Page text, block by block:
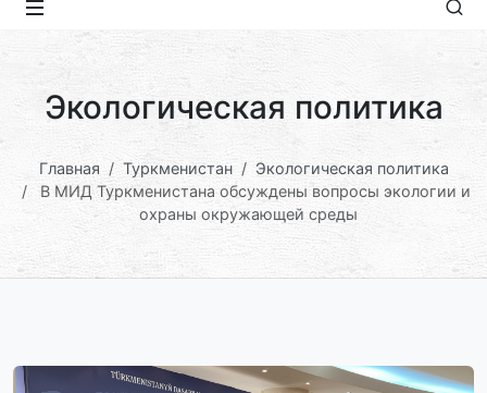
Экологическая политика
Главная Туркменистан
Экологическая политика
В МИД Туркменистана обсуждены вопросы экологии и
охраны окружающей среды